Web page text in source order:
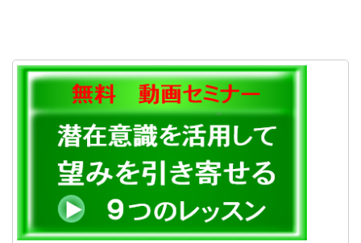
精神性が低いときです。